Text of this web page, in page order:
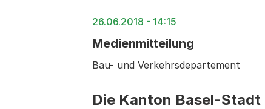
26.06.2018 - 14:15
Medienmitteilung
Bau- und Verkehrsdepartement
Die Kanton Basel-